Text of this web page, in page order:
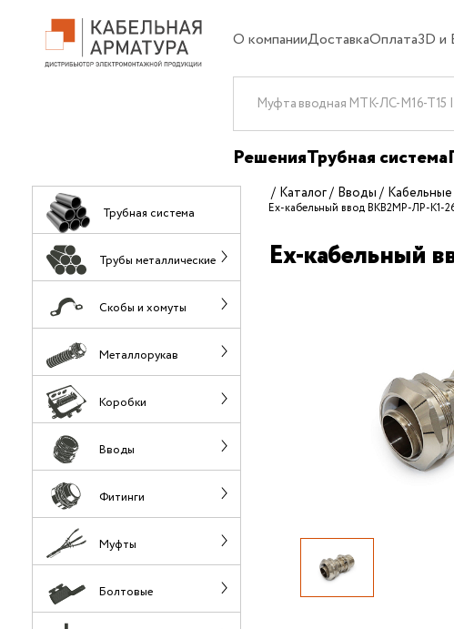
О компанииДоставкаОплата3D и
РешенияТрубная система
Трубная система
Трубы металлические
Скобы и хомуты
Металлорукав
Коробки
Вводы
Фитинги
Муфты
Болтовые
Каталог Вводы
Ех-кабельный ввод ВКВ2МР-ЛР-
Ех-кабельный